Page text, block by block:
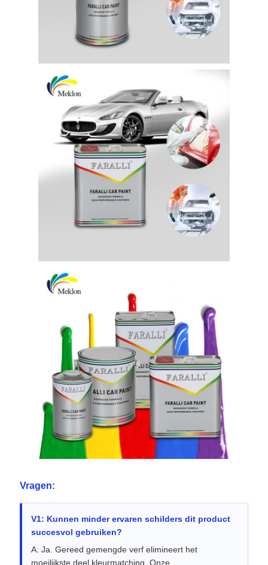
Vragen:
V1: Kunnen minder ervaren schilders dit product
succesvol gebruiken?
A: Ja. Gereed gemengde verf elimineert het
moeilijkste deel kleurmatching. Onze